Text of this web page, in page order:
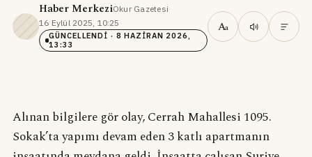
Haber MerkeziOkur Gazetesi·
16 Eylül 2025, 10:25 ·
GÜNCELLENDI · 8 HAZIRAN 2026,
13:33
Aa
Alınan bilgilere gör olay, Cerrah Mahallesi 1095.
Sokak’ta yapımı devam eden 3 katlı apartmanın